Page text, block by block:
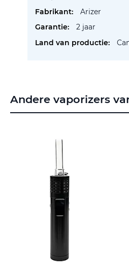
Arizer
2 jaar
Andere vaporizers